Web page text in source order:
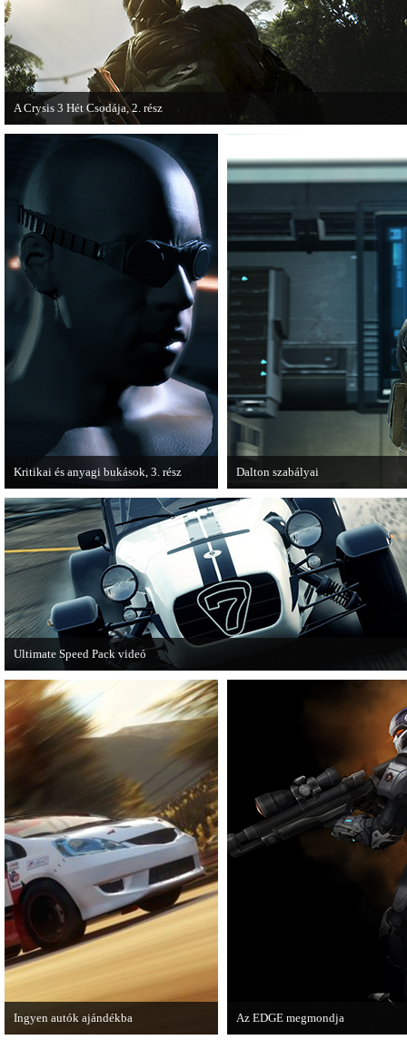
A Crysis 3 Hét Csodája, 2. rész
Megjelent a Crysis 3 videosorozat második része, amely a The Hunt címet
Kritikai és anyagi bukások, 3. rész
A PC Guru "Kritikai és anyagi bukások"
című cikksorozatának utolsó részét
olvashatjuk.
Dalton szabályai
Új videóval jelentkezik az
Ultimate Speed Pack videó
Már elérhető a Need for Speed Most Wanted első nagyobb kiegészítő csomagja.
Ingyen autók ajándékba Az EDGE megmondja